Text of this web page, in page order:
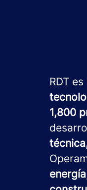
RDT
1,800